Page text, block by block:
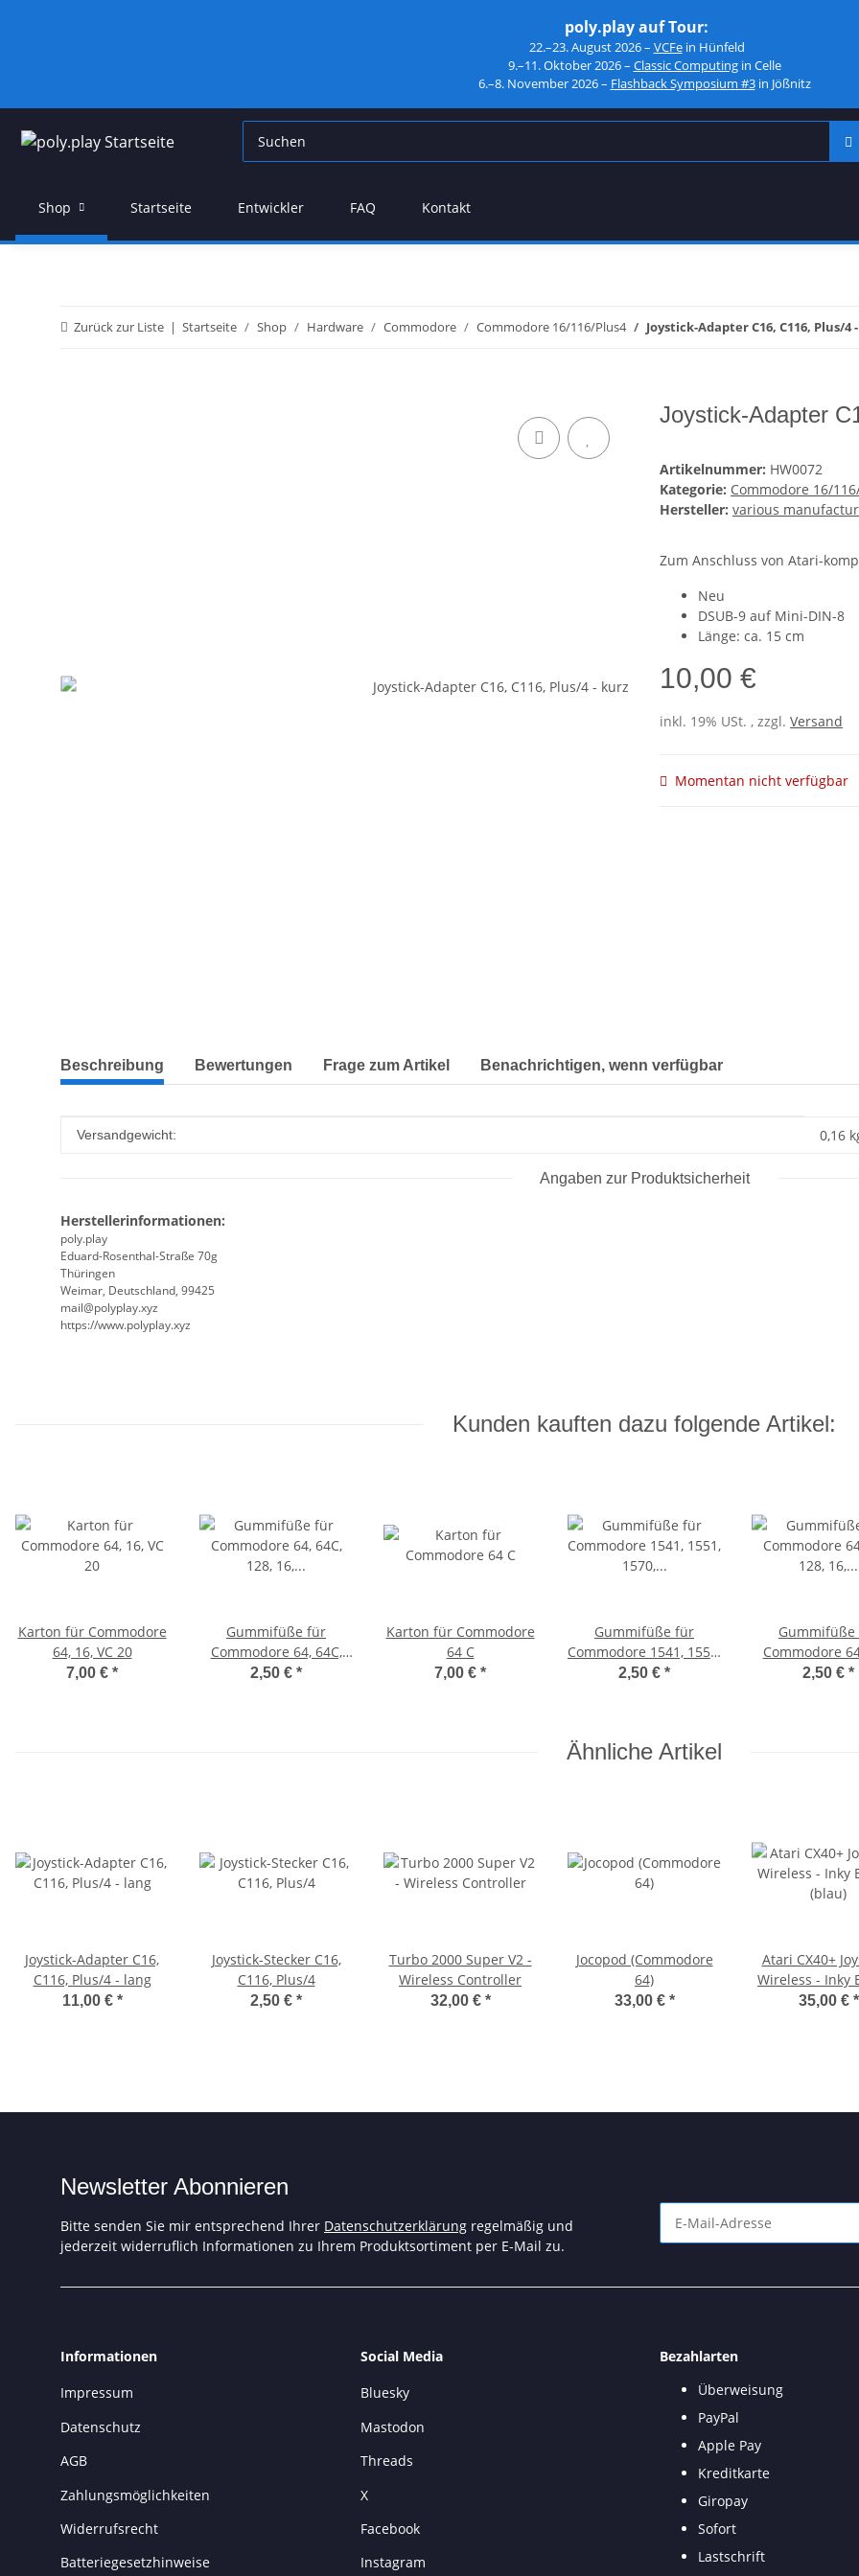
poly.play auf Tour:
22.–23. August 2026 – VCFein Hünfeld
9.–11. Oktober 2026 – Classic Computingin Celle
6.–8. November 2026 – Flashback Symposium #3in Jößnitz
Shop Startseite Entwickler FAQ Kontakt
Zurück zur Liste Startseite Shop Hardware Commodore Commodore 16/116/Plus4 Joystick-Adapter C16, C116, Plus/4
Joystick-Adapter
Artikelnummer: HW0072
Kategorie: Commodore 16/
Hersteller: various
Zum Anschluss von Atari-
Neu
DSUB-9 auf Mini-DIN-8
Länge: ca. 15 cm
10,00 €
inkl. 19% USt. , zzgl. Versand
Momentan nicht verfügbar
weitere Registerkarten anzeigen
Beschreibung Bewertungen Frage zum Artikel Benachrichtigen, wenn verfügbar
Produkteigenschaft
Wert
Versandgewicht: 0,16
Angaben zur Produktsicherheit
Herstellerinformationen:
poly.play
Eduard-Rosenthal-Straße 70g
Thüringen
Weimar, Deutschland, 99425
mail@polyplay.xyz
https://www.polyplay.xyz
Kunden kauften dazu folgende Artikel:
Karton für Commodore
64, 16, VC 20
7,00 € *
Gummifüße für
Commodore 64, 64C,
128, 16, 116, Plus/4, VC
2,50 € *
Karton für Commodore
64 C
7,00 € *
Gummifüße für
Commodore 1541, 1551,
1570, SFD1001, SFD1002
2,50 € *
Commodore
128, 16, 116,
2,50 € *
Ähnliche Artikel
Joystick-Adapter C16,
C116, Plus/4 - lang
11,00 € *
Joystick-Stecker C16,
C116, Plus/4
2,50 € *
Turbo 2000 Super V2 -
Wireless Controller
32,00 € *
Jocopod (Commodore
64)
33,00 € *
Atari CX40+
Wireless - Inky
(blau)
35,00 € *
Newsletter Abonnieren
Bitte senden Sie mir entsprechend Ihrer Datenschutzerklärung regelmäßig und
jederzeit widerruflich Informationen zu Ihrem Produktsortiment per E-Mail zu.
Informationen
Impressum
Datenschutz
AGB
Zahlungsmöglichkeiten
Widerrufsrecht
Batteriegesetzhinweise
Social Media
Bluesky
Mastodon
Threads
X
Facebook
Instagram
Bezahlarten
Überweisung
PayPal
Apple Pay
Kreditkarte
Giropay
Sofort
Lastschrift